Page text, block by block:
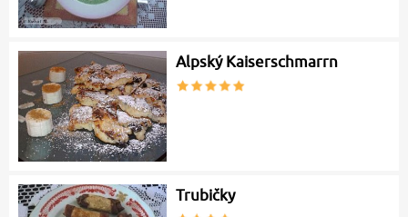
Alpský Kaiserschmarrn
Trubičky